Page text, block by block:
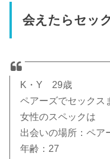
会えたらセッ
K・Y 29歳
ペアーズでセックス
女性のスペックは
出会いの場所：ペア
年齢：27